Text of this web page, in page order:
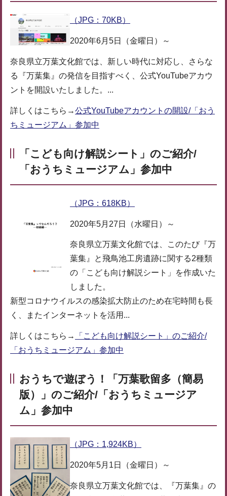
（JPG：70KB）
2020年6月5日（金曜日）～
奈良県立万葉文化館では、新しい時代に対応し、さらな
る『万葉集』の発信を目指すべく、公式YouTubeアカウ
ントを開設いたしました。...
詳しくはこちら→公式YouTubeアカウントの開設/「おう
ちミュージアム」参加中
「こども向け解説シート」のご紹介/
「おうちミュージアム」参加中
（JPG：618KB）
2020年5月27日（水曜日）～
奈良県立万葉文化館では、このたび『万
葉集』と飛鳥池工房遺跡に関する2種類
の「こども向け解説シート」を作成いた
しました。
新型コロナウイルスの感染拡大防止のため在宅時間も長
く、またインターネットを活用...
詳しくはこちら→
「こども向け解説シート」のご紹介/
「おうちミュージアム」参加中
おうちで遊ぼう！「万葉歌留多（簡易
版）」のご紹介/「おうちミュージア
ム」参加中
（JPG：1,924KB）
2020年5月1日（金曜日）～
奈良県立万葉文化館では、『万葉集』の